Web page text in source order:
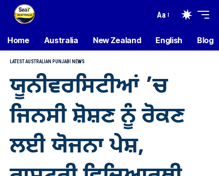
Aa
Home Australia New Zealand English Blog
LATEST AUSTRALIAN PUNJABI NEWS
ਯੂਨੀਵਰਸਿਟੀਆਂ ’ਚ
ਜਿਨਸੀ ਸ਼ੋਸ਼ਣ ਨੂੰ ਰੋਕਣ
ਲਈ ਯੋਜਨਾ ਪੇਸ਼,